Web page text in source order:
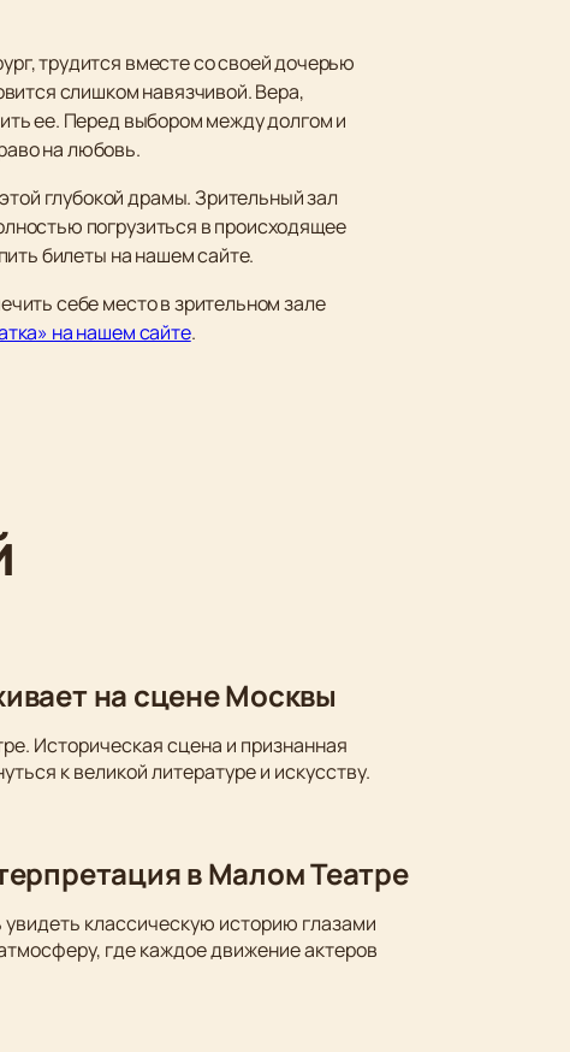
трудится вместе со своей дочерью
слишком навязчивой. Вера,
ее. Перед выбором между долгом и
на любовь.
глубокой драмы. Зрительный зал
погрузиться в происходящее
билеты на нашем сайте.
себе место в зрительном зале
на нашем сайте.
на сцене Москвы
Историческая сцена и признанная
к великой литературе и искусству.
в Малом Театре
классическую историю глазами
где каждое движение актеров